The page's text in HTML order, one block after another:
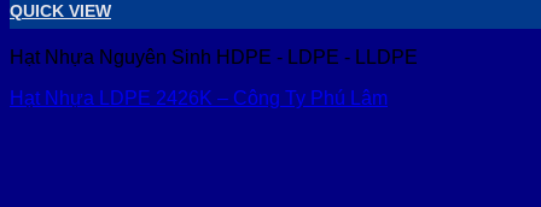
QUICK VIEW
Hạt Nhựa Nguyên Sinh HDPE - LDPE - LLDPE
Hạt Nhựa LDPE 2426K – Công Ty Phú Lâm